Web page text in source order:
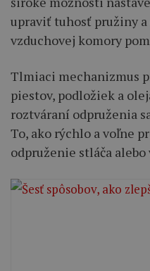
upraviť tuhosť pružiny a
vzduchovej komory
Tlmiaci mechanizmus
piestov, podložiek a
roztváraní odpruženia
To, ako rýchlo a voľne
odpruženie stláča